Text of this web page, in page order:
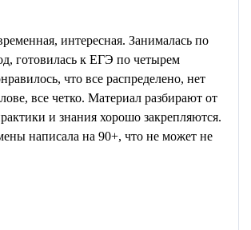
интересная. Занималась по
готовилась к ЕГЭ по четырем
что все распределено, нет
все четко. Материал разбирают от
и знания хорошо закрепляются.
написала на 90+, что не может не